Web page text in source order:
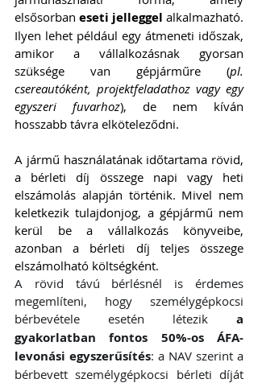
elsősorban eseti jelleggel alkalmazható.
Ilyen lehet például egy átmeneti időszak,
amikor a vállalkozásnak gyorsan
szüksége van gépjárműre (pl.
csereautóként, projektfeladathoz vagy egy
egyszeri fuvarhoz), de nem kíván
hosszabb távra elköteleződni.
A jármű használatának időtartama rövid,
a bérleti díj összege napi vagy heti
elszámolás alapján történik. Mivel nem
keletkezik tulajdonjog, a gépjármű nem
kerül be a vállalkozás könyveibe,
azonban a bérleti díj teljes összege
elszámolható költségként.
A rövid távú bérlésnél is érdemes
megemlíteni, hogy személygépkocsi
bérbevétele esetén létezik a
gyakorlatban fontos 50%-os ÁFA-
levonási egyszerűsítés: a NAV szerint a
bérbevett személygépkocsi bérleti díját